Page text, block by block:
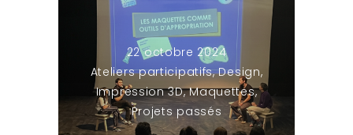
22 octobre 2024
Ateliers participatifs,Design,
Impression 3D,Maquettes,
Projets passés